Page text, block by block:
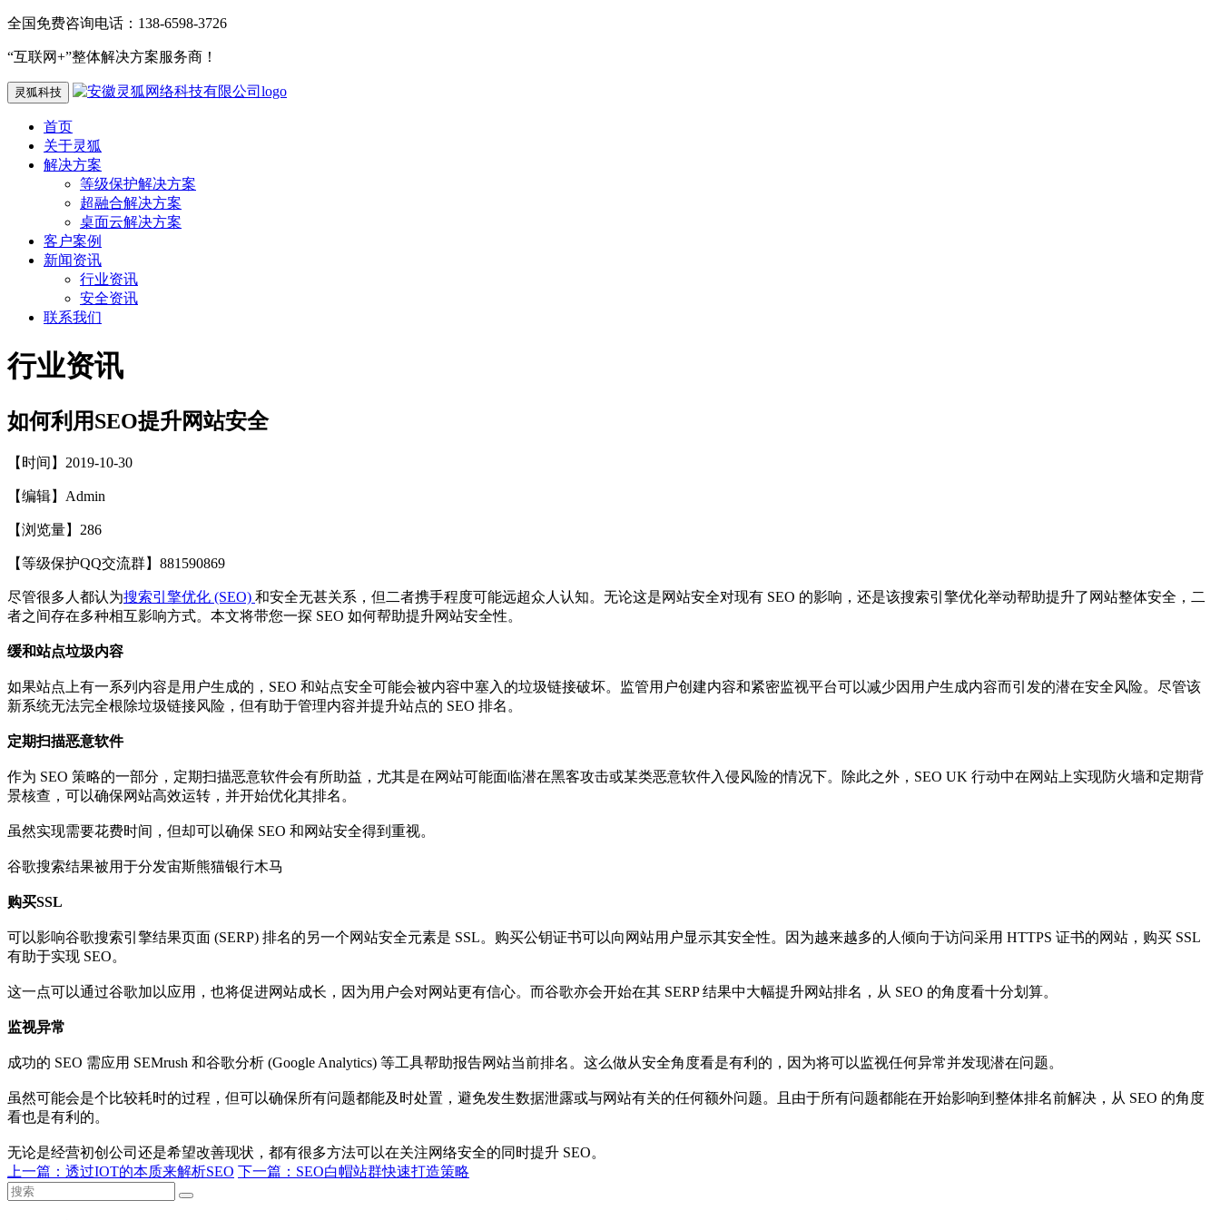
全国免费咨询电话：138-6598-3726
“互联网+”整体解决方案服务商！
灵狐科技
首页
关于灵狐
解决方案
等级保护解决方案
超融合解决方案
桌面云解决方案
客户案例
新闻资讯
行业资讯
安全资讯
联系我们
行业资讯
如何利用SEO提升网站安全
【时间】2019-10-30
【编辑】Admin
【浏览量】 286
【等级保护QQ交流群】881590869
尽管很多人都认为搜索引擎优化 (SEO) 和安全无甚关系，但二者携手程度可能远超众人认知。无论这是网站安全对现有 SEO 的影响，还是该搜索引擎优化举动帮助提升了网站整体安全，二
者之间存在多种相互影响方式。本文将带您一探 SEO 如何帮助提升网站安全性。
缓和站点垃圾内容
如果站点上有一系列内容是用户生成的，SEO 和站点安全可能会被内容中塞入的垃圾链接破坏。监管用户创建内容和紧密监视平台可以减少因用户生成内容而引发的潜在安全风险。尽管该
新系统无法完全根除垃圾链接风险，但有助于管理内容并提升站点的 SEO 排名。
定期扫描恶意软件
作为 SEO 策略的一部分，定期扫描恶意软件会有所助益，尤其是在网站可能面临潜在黑客攻击或某类恶意软件入侵风险的情况下。除此之外，SEO UK 行动中在网站上实现防火墙和定期背
景核查，可以确保网站高效运转，并开始优化其排名。
虽然实现需要花费时间，但却可以确保 SEO 和网站安全得到重视。
谷歌搜索结果被用于分发宙斯熊猫银行木马
购买SSL
可以影响谷歌搜索引擎结果页面 (SERP) 排名的另一个网站安全元素是 SSL。购买公钥证书可以向网站用户显示其安全性。因为越来越多的人倾向于访问采用 HTTPS 证书的网站，购买 SSL
有助于实现 SEO。
这一点可以通过谷歌加以应用，也将促进网站成长，因为用户会对网站更有信心。而谷歌亦会开始在其 SERP 结果中大幅提升网站排名，从 SEO 的角度看十分划算。
监视异常
成功的 SEO 需应用 SEMrush 和谷歌分析 (Google Analytics) 等工具帮助报告网站当前排名。这么做从安全角度看是有利的，因为将可以监视任何异常并发现潜在问题。
虽然可能会是个比较耗时的过程，但可以确保所有问题都能及时处置，避免发生数据泄露或与网站有关的任何额外问题。且由于所有问题都能在开始影响到整体排名前解决，从 SEO 的角度
看也是有利的。
无论是经营初创公司还是希望改善现状，都有很多方法可以在关注网络安全的同时提升 SEO。
上一篇： 透过IOT的本质来解析SEO 下一篇： SEO白帽站群快速打造策略